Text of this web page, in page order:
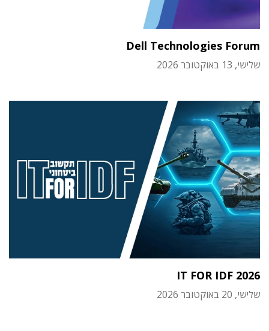
Dell Technologies Forum
שלישי, 13 באוקטובר 2026
IT FOR IDF 2026
שלישי, 20 באוקטובר 2026